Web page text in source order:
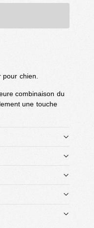
chien.
combinaison du
une touche